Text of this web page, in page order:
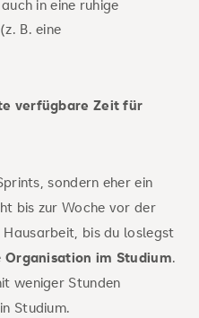
in eine ruhige
B. eine
verfügbare Zeit für
sondern eher ein
bis zur Woche vor der
bis du loslegst
Organisation im Studium.
weniger Stunden
Studium.